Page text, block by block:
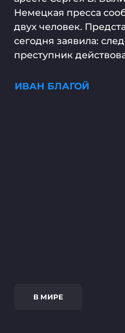
Немецкая пресса
двух человек.
сегодня заявила:
преступник
ИВАН БЛАГОЙ
В МИРЕ